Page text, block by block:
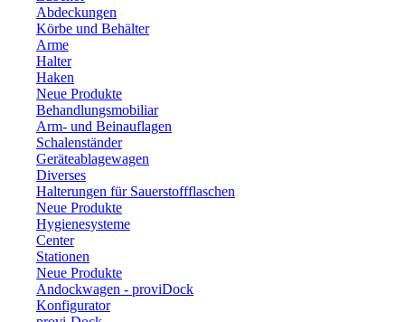
Abdeckungen
Körbe und Behälter
Arme
Halter
Haken
Neue Produkte
Behandlungsmobiliar
Arm- und Beinauflagen
Schalenständer
Geräteablagewagen
Diverses
Halterungen für Sauerstoffflaschen
Neue Produkte
Hygienesysteme
Center
Stationen
Neue Produkte
Andockwagen - proviDock
Konfigurator